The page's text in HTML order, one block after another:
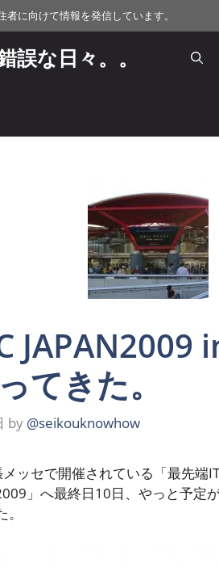
者に向けて情報を発信しています。
誤な日々。。
JAPAN2009
てきた。
by @seikouknowhow
ッセで開催されている「最先端
」へ最終日10日、やっと予定